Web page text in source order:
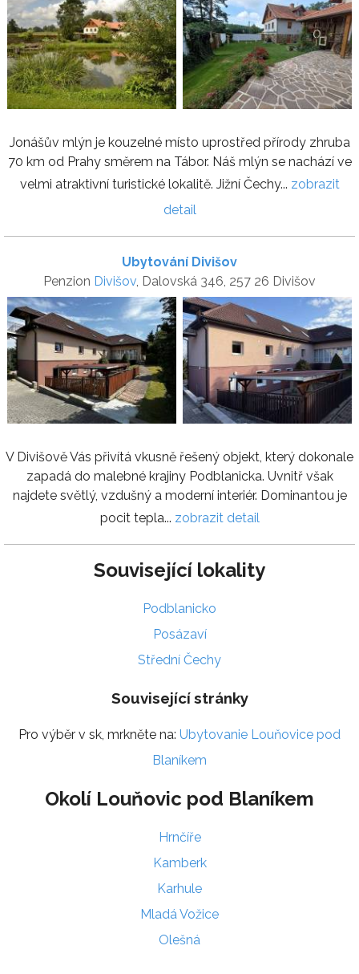
Jonášův mlýn je kouzelné místo uprostřed přírody zhruba
70 km od Prahy směrem na Tábor. Náš mlýn se nachází ve
velmi atraktivní turistické lokalitě. Jižní Čechy... zobrazit
detail
Ubytování Divišov
Penzion Divišov, Dalovská 346, 257 26 Divišov
V Divišově Vás přivítá vkusně řešený objekt, který dokonale
zapadá do malebné krajiny Podblanicka. Uvnitř však
najdete světlý, vzdušný a moderní interiér. Dominantou je
pocit tepla... zobrazit detail
Související lokality
Podblanicko
Posázaví
Střední Čechy
Související stránky
Pro výběr v sk, mrkněte na: Ubytovanie Louňovice pod
Blaníkem
Okolí Louňovic pod Blaníkem
Hrnčíře
Kamberk
Karhule
Mladá Vožice
Olešná